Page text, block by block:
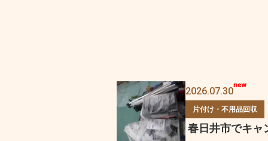
2026.07.30
片付け・不用品回収
春日井市でキャ